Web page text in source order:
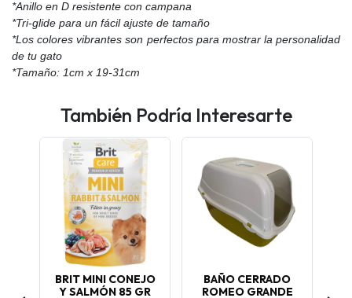
*Anillo en D resistente con campana
*Tri-glide para un fácil ajuste de tamaño
*Los colores vibrantes son perfectos para mostrar la personalidad
de tu gato
*Tamaño: 1cm x 19-31cm
También Podría Interesarte
BRIT MINI CONEJO
Y SALMÓN 85 GR
BAÑO CERRADO
ROMEO GRANDE